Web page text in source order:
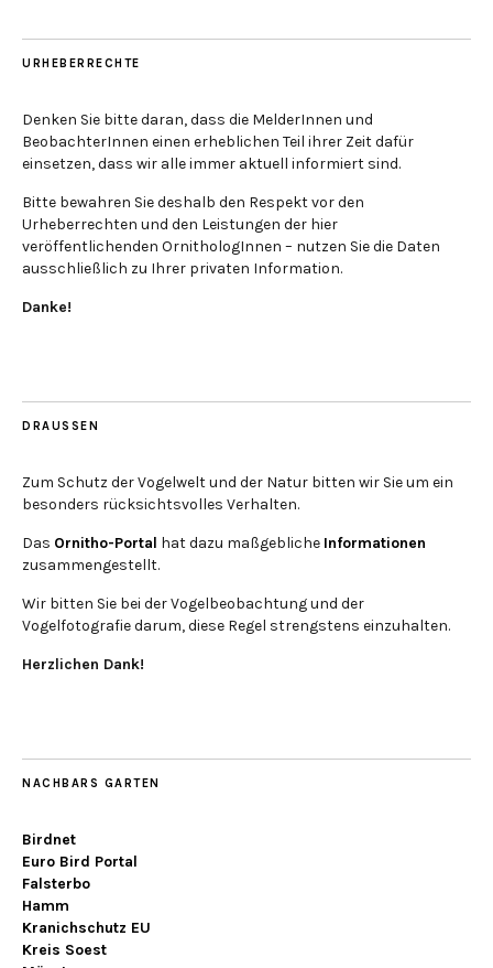
URHEBERRECHTE
Denken Sie bitte daran, dass die MelderInnen und
BeobachterInnen einen erheblichen Teil ihrer Zeit dafür
einsetzen, dass wir alle immer aktuell informiert sind.
Bitte bewahren Sie deshalb den Respekt vor den
Urheberrechten und den Leistungen der hier
veröffentlichenden OrnithologInnen – nutzen Sie die Daten
ausschließlich zu Ihrer privaten Information.
Danke!
DRAUSSEN
Zum Schutz der Vogelwelt und der Natur bitten wir Sie um ein
besonders rücksichtsvolles Verhalten.
Das Ornitho-Portal hat dazu maßgebliche Informationen
zusammengestellt.
Wir bitten Sie bei der Vogelbeobachtung und der
Vogelfotografie darum, diese Regel strengstens einzuhalten.
Herzlichen Dank!
NACHBARS GARTEN
Birdnet
Euro Bird Portal
Falsterbo
Hamm
Kranichschutz EU
Kreis Soest